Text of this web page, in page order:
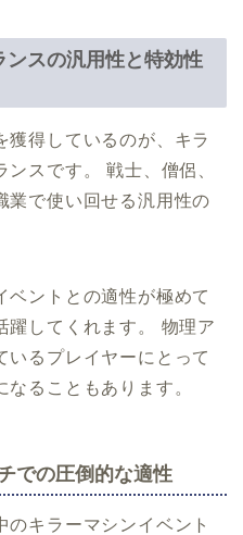
スの汎用性と特効性
獲得しているのが、キラ
スです。 戦士、僧侶、
業で使い回せる汎用性の
ベントとの適性が極めて
躍してくれます。 物理ア
いるプレイヤーにとって
ることもあります。
での圧倒的な適性
のキラーマシンイベント